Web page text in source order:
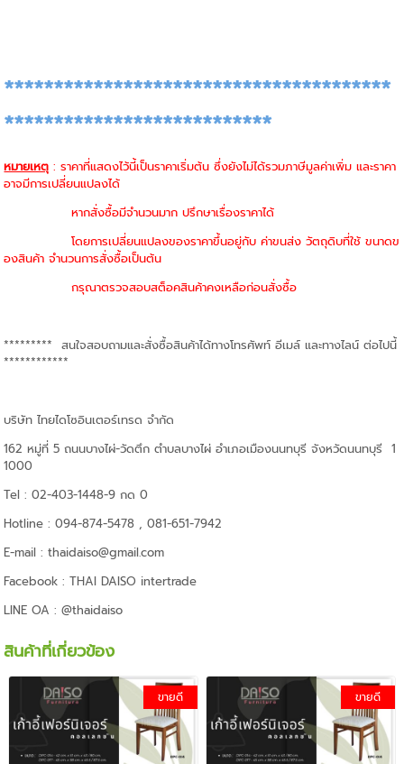
***************************************
***************************
หมายเหตุ : ราคาที่แสดงไว้นี้เป็นราคาเริ่มต้น ซึ่งยังไม่ได้รวมภาษีมูลค่าเพิ่ม และราคา
อาจมีการเปลี่ยนแปลงได้
หากสั่งซื้อมีจำนวนมาก ปรึกษาเรื่องราคาได้
โดยการเปลี่ยนแปลงของราคาขึ้นอยู่กับ ค่าขนส่ง วัตถุดิบที่ใช้ ขนาดข
องสินค้า จำนวนการสั่งซื้อเป็นต้น
กรุณาตรวจสอบสต็อคสินค้าคงเหลือก่อนสั่งซื้อ
********* สนใจสอบถามและสั่งซื้อสินค้าได้ทางโทรศัพท์ อีเมล์ และทางไลน์ ต่อไปนี้
************
บริษัท ไทยไดโซอินเตอร์เทรด จำกัด
162 หมู่ที่ 5 ถนนบางไผ่-วัดตึก ตำบลบางไผ่ อำเภอเมืองนนทบุรี จังหวัดนนทบุรี 1
1000
Tel : 02-403-1448-9 กด 0
Hotline : 094-874-5478 , 081-651-7942
E-mail : thaidaiso@gmail.com
Facebook : THAI DAISO intertrade
LINE OA : @thaidaiso
สินค้าที่เกี่ยวข้อง
ขายดี ขายดี